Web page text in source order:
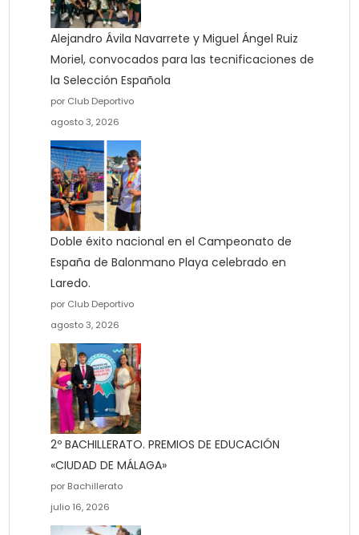
Alejandro Ávila Navarrete y Miguel Ángel Ruiz
Moriel, convocados para las tecnificaciones de
la Selección Española
por Club Deportivo
agosto 3, 2026
Doble éxito nacional en el Campeonato de
España de Balonmano Playa celebrado en
Laredo.
por Club Deportivo
agosto 3, 2026
2º BACHILLERATO. PREMIOS DE EDUCACIÓN
«CIUDAD DE MÁLAGA»
por Bachillerato
julio 16, 2026